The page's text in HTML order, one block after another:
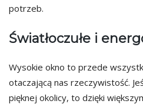
potrzeb.
Światłoczułe i
Wysokie okno to przede
otaczającą nas rzeczywistość.
pięknej okolicy, to dzięki